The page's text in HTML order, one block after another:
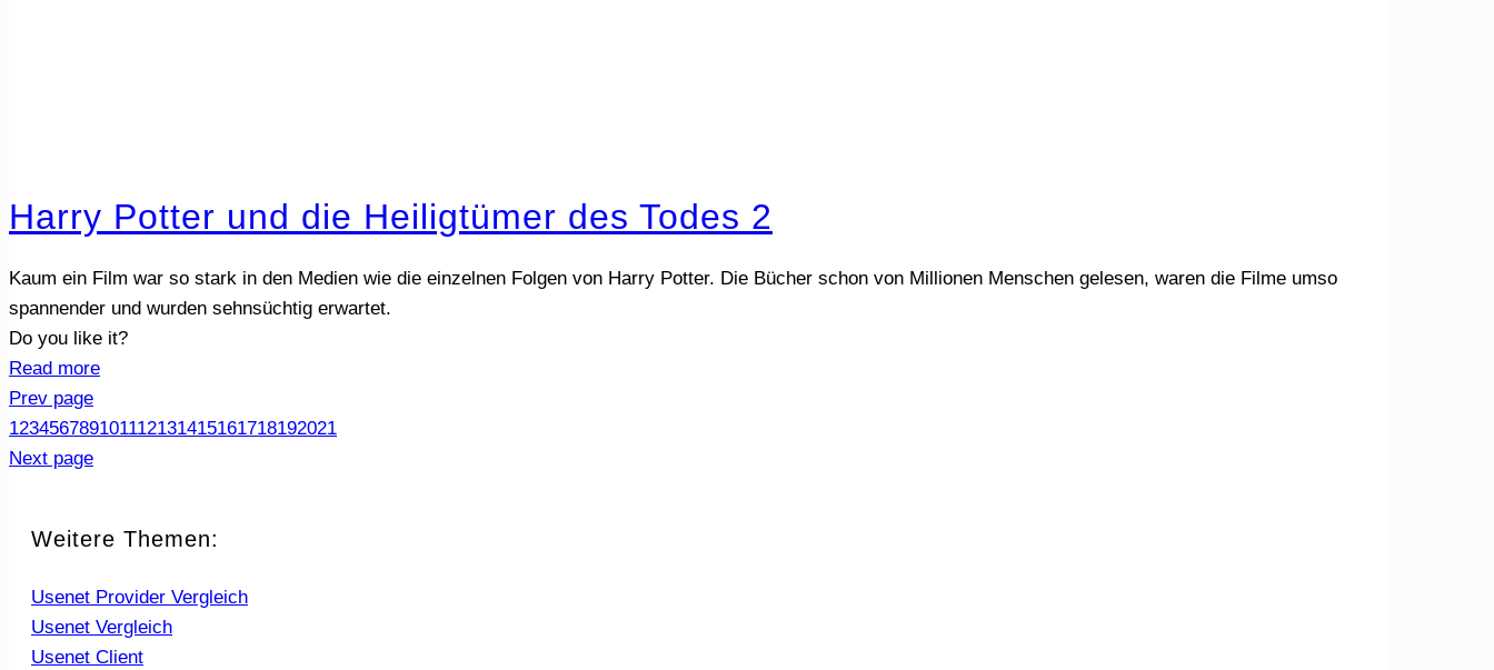
Harry Potter und die Heiligtümer des Todes 2
Kaum ein Film war so stark in den Medien wie die einzelnen Folgen von Harry Potter. Die Bücher schon von Millionen Menschen gelesen, waren die Filme umso
spannender und wurden sehnsüchtig erwartet.
Do you like it?
Read more
Prev page
123456789101112131415161718192021
Next page
Weitere Themen:
Usenet Provider Vergleich
Usenet Vergleich
Usenet Client